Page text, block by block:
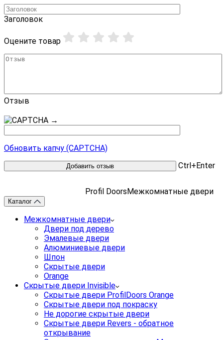
Заголовок
Оцените товар
Отзыв
→
Обновить капчу (CAPTCHA)
Ctrl+Enter
Profil Doors Межкомнатные двери
Каталог
Межкомнатные двери
Двери под дерево
Эмалевые двери
Алюминиевые двери
Шпон
Скрытые двери
Orange
Скрытые двери Invisible
Скрытые двери ProfilDoors Orange
Скрытые двери под покраску
Не дорогие скрытые двери
Скрытые двери Revers - обратное
открывание